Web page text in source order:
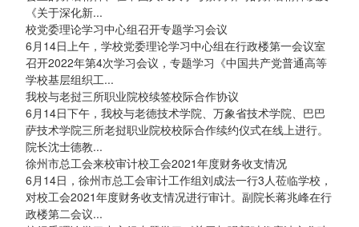
《关于深化新...
校党委理论学习中心组召开专题学习会议
6月14日上午，学校党委理论学习中心组在行政楼第一会议室
召开2022年第4次学习会议，专题学习《中国共产党普通高等
学校基层组织工...
我校与老挝三所职业院校续签校际合作协议
6月14日下午，我校与老德技术学院、万象省技术学院、巴巴
萨技术学院三所老挝职业院校校际合作续约仪式在线上进行。
院长沈士德教...
徐州市总工会来校审计校工会2021年度财务收支情况
6月14日，徐州市总工会审计工作组刘成法一行3人莅临学校，
对校工会2021年度财务收支情况进行审计。副院长蒋兆峰在行
政楼第二会议...